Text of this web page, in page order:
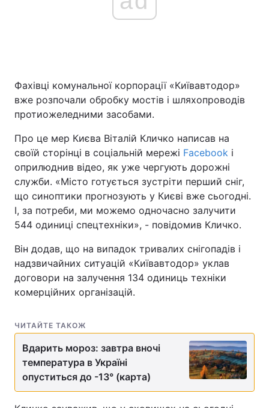
Фахівці комунальної корпорації «Київавтодор»
вже розпочали обробку мостів і шляхопроводів
протиожеледними засобами.
Про це мер Києва Віталій Кличко написав на
своїй сторінці в соціальній мережі Facebook і
оприлюднив відео, як уже чергують дорожні
служби. «Місто готується зустріти перший сніг,
що синоптики прогнозують у Києві вже сьогодні.
І, за потреби, ми можемо одночасно залучити
544 одиниці спецтехніки», - повідомив Кличко.
Він додав, що на випадок тривалих снігопадів і
надзвичайних ситуацій «Київавтодор» уклав
договори на залучення 134 одиниць техніки
комерційних організацій.
ЧИТАЙТЕ ТАКОЖ
Вдарить мороз: завтра вночі
температура в Україні
опуститься до -13° (карта)